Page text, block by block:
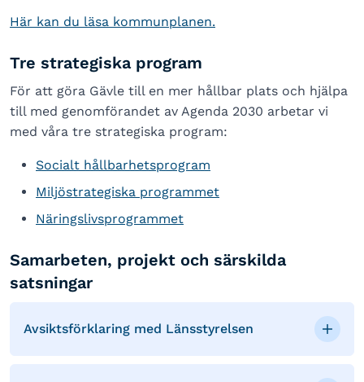
Här kan du läsa kommunplanen.
Tre strategiska program
För att göra Gävle till en mer hållbar plats och hjälpa
till med genomförandet av Agenda 2030 arbetar vi
med våra tre strategiska program:
Socialt hållbarhetsprogram
Miljöstrategiska programmet
Näringslivsprogrammet
Samarbeten, projekt och särskilda
satsningar
Avsiktsförklaring med Länsstyrelsen